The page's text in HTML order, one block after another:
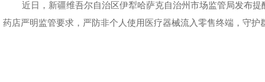
近日，新疆维吾尔自治区伊犁哈萨克自治州市场监管局发布
药店严明监管要求，严防非个人使用医疗器械流入零售终端，守